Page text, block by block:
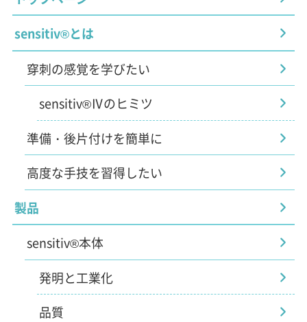
sensitiv®とは
穿刺の感覚を学びたい
sensitiv®Ⅳのヒミツ
準備・後片付けを簡単に
高度な手技を習得したい
製品
sensitiv®本体
発明と工業化
品質